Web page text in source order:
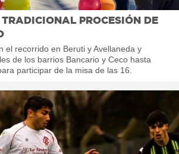
PROCESIÓN DE
el recorrido en Beruti y Avellaneda y
de los barrios Bancario y Ceco hasta
participar de la misa de las 16.